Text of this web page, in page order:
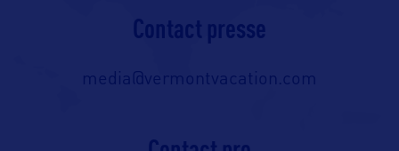
Contact presse
media@vermontvacation.com